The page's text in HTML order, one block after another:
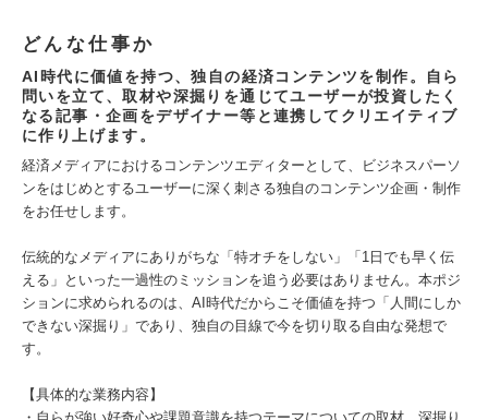
どんな仕事か
AI時代に価値を持つ、独自の経済コンテンツを制作。自ら
問いを立て、取材や深掘りを通じてユーザーが投資したく
なる記事・企画をデザイナー等と連携してクリエイティブ
に作り上げます。
経済メディアにおけるコンテンツエディターとして、ビジネスパーソ
ンをはじめとするユーザーに深く刺さる独自のコンテンツ企画・制作
をお任せします。
伝統的なメディアにありがちな「特オチをしない」「1日でも早く伝
える」といった一過性のミッションを追う必要はありません。本ポジ
ションに求められるのは、AI時代だからこそ価値を持つ「人間にしか
できない深掘り」であり、独自の目線で今を切り取る自由な発想で
す。
【具体的な業務内容】